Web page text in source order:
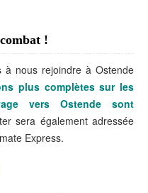
!
à nous rejoindre à Ostende
plus complètes sur les
vers Ostende sont
sera également adressée
Express.